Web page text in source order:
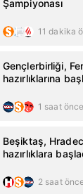
Şampiyonası
11 dakika
Gençlerbirliği,
hazırlıklarına
1 saat önce
Beşiktaş,
hazırlıklara
2 saat